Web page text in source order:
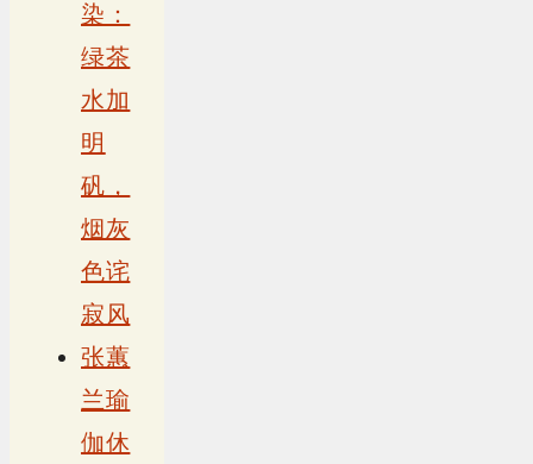
染：
绿茶
水加
明
矾，
烟灰
色诧
寂风
张蕙
兰瑜
伽休